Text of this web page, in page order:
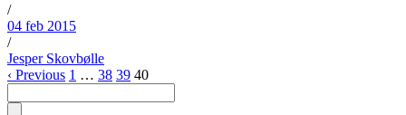
/
04 feb 2015
/
Jesper Skovbølle
‹ Previous 1 … 38 39 40